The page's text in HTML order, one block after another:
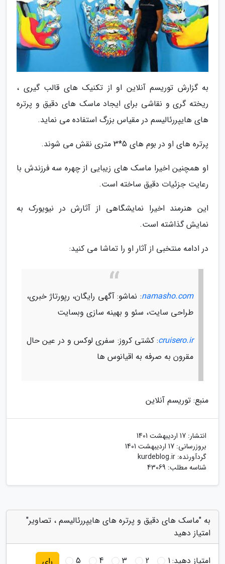
به گزارش توریسم آنلاین او از تکنیک های قالب گیری ،
ریخته گری و نقاشی برای ایجاد ماسک های دقیق و پرتره
های هایپررئالیسم در مقیاس بزرگ استفاده می نماید.
پرتره های او در بوم های 5*3 متری نقش می شوند.
او همچنین اخیرا ماسک های زیبایی از چهره سه فرزندش با
رعایت جزئیات دقیق ساخته است.
این هنرمند اخیرا نمایشگاهی از آثارش در نیویورک به
نمایش گذاشته است.
در ادامه منتخبی از آثار او را تماشا می کنید:
namasho.com: نماشو: آگهی رایگان، رپورتاژ خبری،
طراحی سایت، سئو و بهینه سازی وبسایت
cruisero.ir: کشتی کروز: سفری لوکس و در عین حال
مقرون به صرفه به اقیانوس ها
منبع: توریسم آنلاین
انتشار: 17 اردیبهشت 1401
بروزرسانی: 17 اردیبهشت 1401
گردآورنده: kurdeblog.ir
شناسه مطلب: 43069
به "ماسک های دقیق و پرتره های هایپررئالیسم ، تصاویر"
امتیاز دهید
امتیاز دهید:1
2
3
4
5 رای